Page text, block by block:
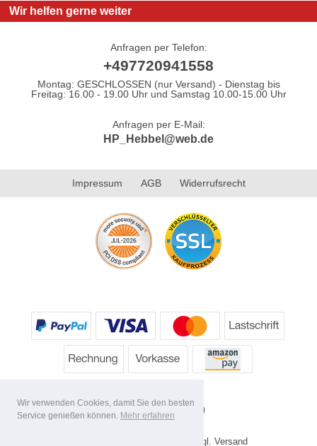
Wir verwenden Cookies, damit Sie den besten
Service genießen können. Mehr erfahren
Wir helfen gerne weiter
Anfragen per Telefon:
+497720941558
Montag: GESCHLOSSEN (nur Versand) - Dienstag bis
Freitag: 16.00 - 19.00 Uhr und Samstag 10.00-15.00 Uhr
Anfragen per E-Mail:
HP_Hebbel@web.de
Impressum AGB Widerrufsrecht
* Alle Preise inkl. MwSt. evtl. zzgl. Versand